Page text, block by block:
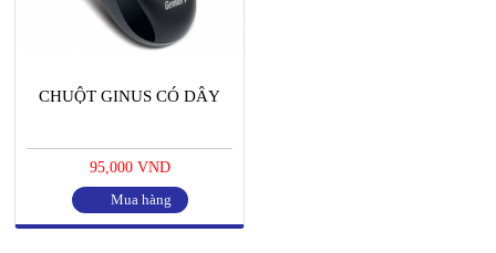
CHUỘT GINUS CÓ DÂY
95,000 VND
Mua hàng